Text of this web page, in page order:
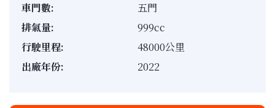
車門數:
五門
排氣量:
999cc
行駛里程:
48000公里
出廠年份:
2022